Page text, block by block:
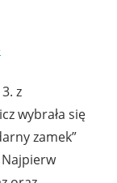
z
wybrała się
zamek”